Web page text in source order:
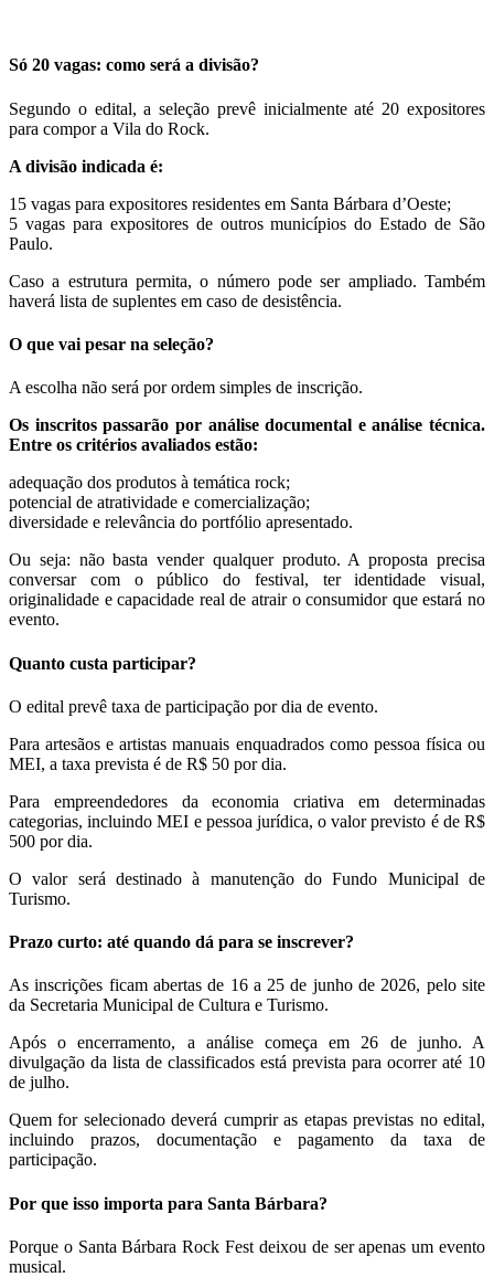
Só 20 vagas: como será a divisão?
Segundo o edital, a seleção prevê inicialmente até 20 expositores
para compor a Vila do Rock.
A divisão indicada é:
15 vagas para expositores residentes em Santa Bárbara d’Oeste;
5 vagas para expositores de outros municípios do Estado de São
Paulo.
Caso a estrutura permita, o número pode ser ampliado. Também
haverá lista de suplentes em caso de desistência.
O que vai pesar na seleção?
A escolha não será por ordem simples de inscrição.
Os inscritos passarão por análise documental e análise técnica.
Entre os critérios avaliados estão:
adequação dos produtos à temática rock;
potencial de atratividade e comercialização;
diversidade e relevância do portfólio apresentado.
Ou seja: não basta vender qualquer produto. A proposta precisa
conversar com o público do festival, ter identidade visual,
originalidade e capacidade real de atrair o consumidor que estará no
evento.
Quanto custa participar?
O edital prevê taxa de participação por dia de evento.
Para artesãos e artistas manuais enquadrados como pessoa física ou
MEI, a taxa prevista é de R$ 50 por dia.
Para empreendedores da economia criativa em determinadas
categorias, incluindo MEI e pessoa jurídica, o valor previsto é de R$
500 por dia.
O valor será destinado à manutenção do Fundo Municipal de
Turismo.
Prazo curto: até quando dá para se inscrever?
As inscrições ficam abertas de 16 a 25 de junho de 2026, pelo site
da Secretaria Municipal de Cultura e Turismo.
Após o encerramento, a análise começa em 26 de junho. A
divulgação da lista de classificados está prevista para ocorrer até 10
de julho.
Quem for selecionado deverá cumprir as etapas previstas no edital,
incluindo prazos, documentação e pagamento da taxa de
participação.
Por que isso importa para Santa Bárbara?
Porque o Santa Bárbara Rock Fest deixou de ser apenas um evento
musical.